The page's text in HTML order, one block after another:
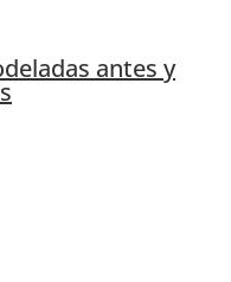
antes y